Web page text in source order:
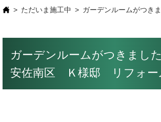
ただいま施工中 ガーデンルームがつ
ガーデンルームがつきまし
安佐南区 Ｋ様邸 リフォー